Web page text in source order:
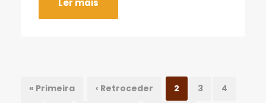
Ler mais
« Primeira ‹ Retroceder 2 3 4